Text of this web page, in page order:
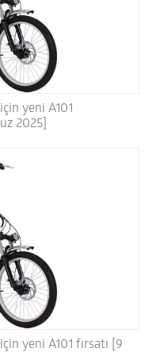
yeni A101
2025]
yeni A101 fırsatı [9